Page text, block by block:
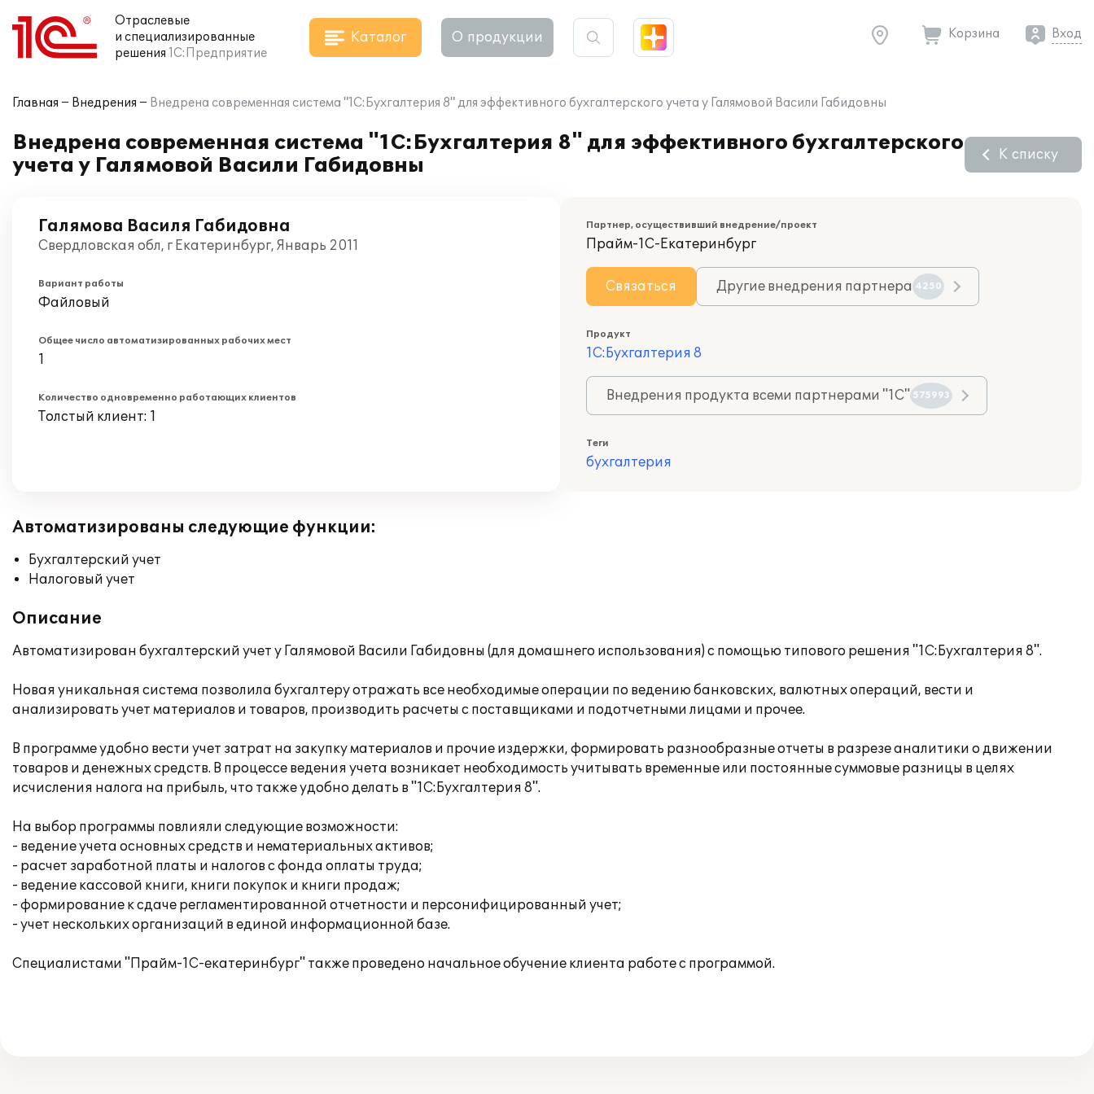
Отраслевые
и специализированные
решения 1С:Предприятие
Каталог О продукции Корзина Вход
Главная Внедрения Внедрена современная система "1С:Бухгалтерия 8" для эффективного бухгалтерского учета у Галямовой Васили Габидовны
Внедрена современная система "1С:Бухгалтерия 8" для эффективного бухгалтерского
учета у Галямовой Васили Габидовны
К списку
Галямова Василя Габидовна
Свердловская обл, г Екатеринбург, Январь 2011
Вариант работы
Файловый
Общее число автоматизированных рабочих мест
1
Количество одновременно работающих клиентов
Толстый клиент: 1
Партнер, осуществивший внедрение/проект
Прайм-1С-Екатеринбург
Связаться Другие внедрения партнера 4250
Продукт
1С:Бухгалтерия 8
Внедрения продукта всеми партнерами "1С" 575993
Теги
бухгалтерия
Автоматизированы следующие функции:
Бухгалтерский учет
Налоговый учет
Описание
Автоматизирован бухгалтерский учет у Галямовой Васили Габидовны (для домашнего использования) с помощью типового решения "1С:Бухгалтерия 8".
Новая уникальная система позволила бухгалтеру отражать все необходимые операции по ведению банковских, валютных операций, вести и
анализировать учет материалов и товаров, производить расчеты с поставщиками и подотчетными лицами и прочее.
В программе удобно вести учет затрат на закупку материалов и прочие издержки, формировать разнообразные отчеты в разрезе аналитики о движении
товаров и денежных средств. В процессе ведения учета возникает необходимость учитывать временные или постоянные суммовые разницы в целях
исчисления налога на прибыль, что также удобно делать в "1С:Бухгалтерия 8".
На выбор программы повлияли следующие возможности:
- ведение учета основных средств и нематериальных активов;
- расчет заработной платы и налогов с фонда оплаты труда;
- ведение кассовой книги, книги покупок и книги продаж;
- формирование к сдаче регламентированной отчетности и персонифицированный учет;
- учет нескольких организаций в единой информационной базе.
Специалистами "Прайм-1С-екатеринбург" также проведено начальное обучение клиента работе с программой.